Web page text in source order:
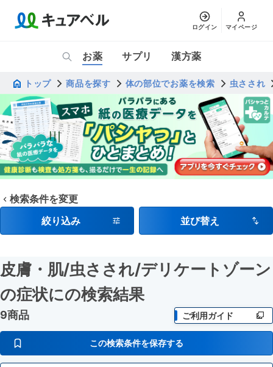
ログイン マイページ
お薬 サプリ 漢方薬
トップ 商品を探す 体の部位でお薬を検索 虫さされ
検索条件を変更
絞り込み
並び替え
皮膚・肌/虫さされ/デリケートゾーン
の症状にの検索結果
9商品 ご利用ガイド
この検索条件を保存する